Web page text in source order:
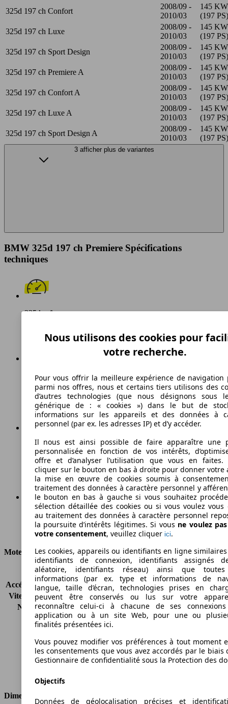
325d 197 ch Confort
2008/09 -
2010/03
145 KW
(197 PS)
325d 197 ch Luxe
2008/09 -
2010/03
145 KW
(197 PS)
325d 197 ch Sport Design
2008/09 -
2010/03
145 KW
(197 PS)
325d 197 ch Premiere A
2008/09 -
2010/03
145 KW
(197 PS)
325d 197 ch Confort A
2008/09 -
2010/03
145 KW
(197 PS)
325d 197 ch Luxe A
2008/09 -
2010/03
145 KW
(197 PS)
325d 197 ch Sport Design A
2008/09 -
2010/03
145 KW
(197 PS)
3 afficher plus de variantes
BMW 325d 197 ch Premiere Spécifications
techniques
235 km/h
Diesel
Carburant
153 g/km
Émissions de CO2 (combinées)*
Ø 5.7 l/100km
Consommation
Moteur et Puissance
KW (CH)
145 kW (197 PS)
Accélération (0-100 km/h) 7.4s
Vitesse maximale (km/h) 235 km/h
Nombre de vitesses
6
Couple
400 nm
Cylindrée
2993 ccm
Carburant
Diesel
Cylindres
6
Transmission
Boîte manuelle
Dimensions
Nous utilisons des cookies pour
votre recherche.
Pour vous offrir la meilleure expérience de navigation
parmi nos offres, nous et certains tiers utilisons des
d’autres technologies (que nous désignons sous
générique de : « cookies ») dans le but de
informations sur les appareils et des données à
personnel (par ex. les adresses IP) et d’y accéder.
Il nous est ainsi possible de faire apparaître une
personnalisée en fonction de vos intérêts,
offre et d’analyser l’utilisation que vous en faites.
cliquer sur le bouton en bas à droite pour donner votre
la mise en œuvre de cookies soumis à
traitement des données à caractère personnel y
le bouton en bas à gauche si vous souhaitez
sélection détaillée des cookies ou si vous voulez vous
au traitement des données à caractère personnel
la poursuite d’intérêts légitimes. Si vous ne voulez
votre consentement, veuillez cliquer ici.
Les cookies, appareils ou identifiants en ligne
identifiants de connexion, identifiants assignés
aléatoire, identifiants réseau) ainsi que
informations (par ex. type et informations de
langue, taille d’écran, technologies prises en
peuvent être conservés ou lus sur votre
reconnaître celui-ci à chacune de ses
application ou à un site Web, pour une ou
finalités présentées ici.
Vous pouvez modifier vos préférences à tout moment
les consentements que vous avez accordés par le biais
Gestionnaire de confidentialité sous la Protection des
Objectifs
Données de géolocalisation précises et